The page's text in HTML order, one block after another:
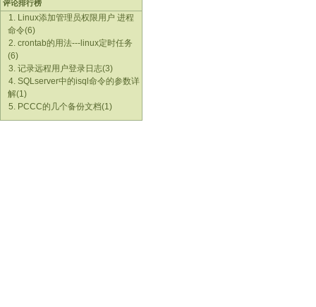
评论排行榜
1. Linux添加管理员权限用户 进程
命令(6)
2. crontab的用法---linux定时任务
(6)
3. 记录远程用户登录日志(3)
4. SQLserver中的isql命令的参数详
解(1)
5. PCCC的几个备份文档(1)